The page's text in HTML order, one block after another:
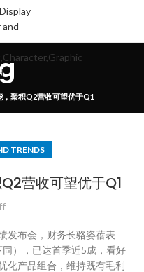
，聚积Q2营收可望优于Q1
TRENDS
营收可望优于Q1
发布会，财务长骆姿蓓表
），已达首季近5成，看好
化产品组合，维持既有毛利